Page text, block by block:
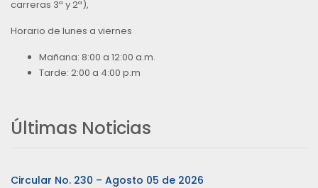
carreras 3ª y 2ª),
Horario de lunes a viernes
Mañana: 8:00 a 12:00 a.m.
Tarde: 2:00 a 4:00 p.m
Últimas Noticias
Circular No. 230 – Agosto 05 de 2026